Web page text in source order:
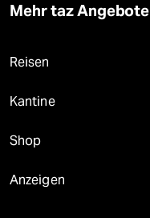
Mehr taz Angebote
Reisen
Kantine
Shop
Anzeigen